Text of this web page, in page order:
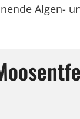
Algen-